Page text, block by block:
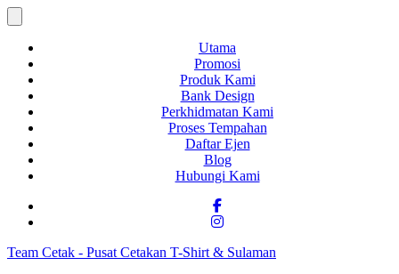
Utama
Promosi
Produk Kami
Bank Design
Perkhidmatan Kami
Proses Tempahan
Daftar Ejen
Blog
Hubungi Kami
Team Cetak - Pusat Cetakan T-Shirt & Sulaman